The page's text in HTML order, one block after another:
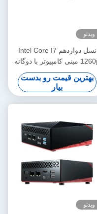
ویدئو
نسل دوازدهم Intel Core I7
1260p مینی کامپیوتر با دوگانه
LAN دوگانه HDMI DDR4
64GB
بهترین قیمت رو بدست
بیار
ویدئو